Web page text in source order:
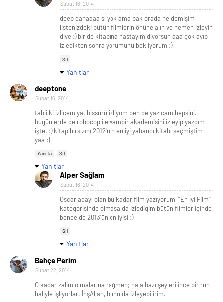
Şubat 16, 2014
deep dahaaaa sı yok ama bak orada ne demişim
listenizdeki bütün filmlerin önüne alın ve hemen izleyin
diye ;) bir de kitabına hastayım diyorsun aaa çok ayıp
izledikten sonra yorumunu bekliyorum ;)
Sil
Yanıtlar
deeptone
Şubat 16, 2014
tabii ki izlicem ya. bissürü izliyom ben de yazıcam hepsini.
bugünlerde de robocop ile vampir akademisini izleyip yazdım
işte. :) kitap hırsızını 2012'nin en iyi yabancı kitabı seçmiştim
yaa :)
Yanıtla Sil
Yanıtlar
Alper Sağlam
Şubat 16, 2014
Oscar adayı olan bu kadar film yazıyorum, ''En İyi Film''
kategorisinde olmasa da izlediğim bütün filmler içinde
bence de 2013'ün en iyisi ;)
Sil
Yanıtlar
Bahçe Perim
Şubat 22, 2014
O kadar zalim olmalarına rağmen; hala bazı şeyleri ince bir ruh
haliyle işliyorlar. İnşAllah, bunu da izleyebilirim.